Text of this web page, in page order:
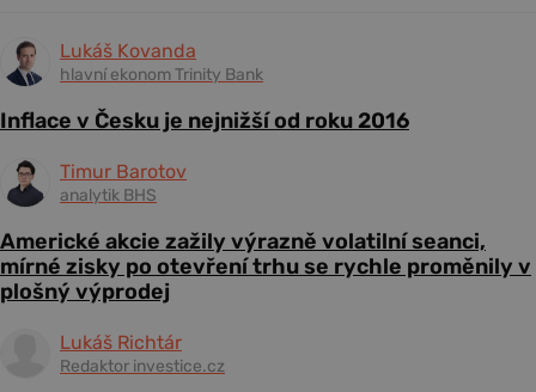
Lukáš Kovanda
hlavní ekonom Trinity Bank
Inflace v Česku je nejnižší od roku 2016
Timur Barotov
analytik BHS
Americké akcie zažily výrazně volatilní seanci,
mírné zisky po otevření trhu se rychle proměnily v
plošný výprodej
Lukáš Richtár
Redaktor investice.cz